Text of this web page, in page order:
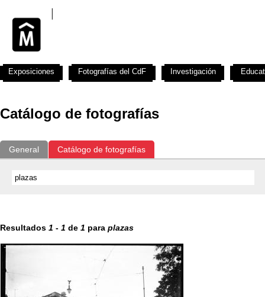
Catálogo de fotografías
General Catálogo de fotografías
Resultados 1 - 1 de 1 para plazas
Exposiciones Fotografías del CdF Investigación